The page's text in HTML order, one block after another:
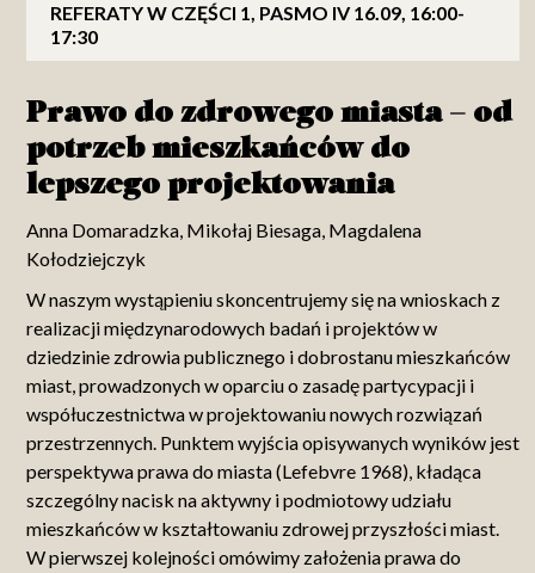
REFERATY W CZĘŚCI 1, PASMO IV 16.09, 16:00-
17:30
Prawo do zdrowego miasta – od
potrzeb mieszkańców do
lepszego projektowania
Anna Domaradzka, Mikołaj Biesaga, Magdalena
Kołodziejczyk
W naszym wystąpieniu skoncentrujemy się na wnioskach z
realizacji międzynarodowych badań i projektów w
dziedzinie zdrowia publicznego i dobrostanu mieszkańców
miast, prowadzonych w oparciu o zasadę partycypacji i
współuczestnictwa w projektowaniu nowych rozwiązań
przestrzennych. Punktem wyjścia opisywanych wyników jest
perspektywa prawa do miasta (Lefebvre 1968), kładąca
szczególny nacisk na aktywny i podmiotowy udziału
mieszkańców w kształtowaniu zdrowej przyszłości miast.
W pierwszej kolejności omówimy założenia prawa do